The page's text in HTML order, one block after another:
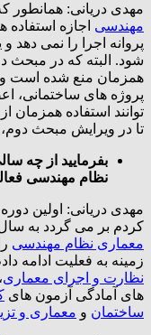
مهدی دریانی: همانطور
مهندسی اجازه
پروانه اجرا را نمی
شود. البته که در مبحث
همزمان منع شده است
پروژه های ساختمانی،
توانند استفاده همزمان
تا در ویرایش مبحث
بفرمایید از چه
نظام مهندسی
مهدی دریانی: اولین
کردم بر می گردد به سال ۱۳۸۶ که برای اولین بار
معماری نظام مهندسی
زمینه به فعلیت ادامه
نظارت و اجرای معماری
های آمادگی آزمون های
ساختمان و معماری و